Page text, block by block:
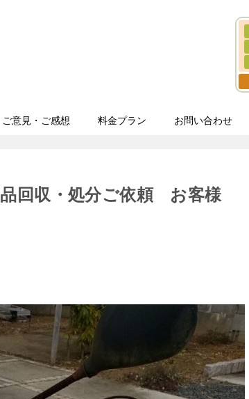
ご意見・ご感想 料金プラン お問い合わせ
品回収・処分ご依頼 お客様